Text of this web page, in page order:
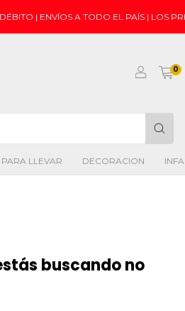
| ENVÍOS A TODO EL PAÍS | LOS
0
LLEVAR DECORACION
buscando no